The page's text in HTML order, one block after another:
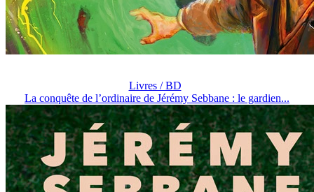
Livres / BD
La conquête de l’ordinaire de Jérémy Sebbane : le gardien...